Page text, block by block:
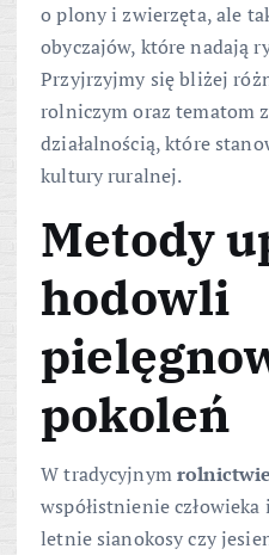
o plony i zwierzęta, ale
obyczajów, które nadają
Przyjrzyjmy się bliżej
rolniczym oraz tematom
działalnością, które
kultury ruralnej.
Metody
hodowli
pokoleń
W tradycyjnymrolnictwie
współistnienie
letnie sianokosy czy